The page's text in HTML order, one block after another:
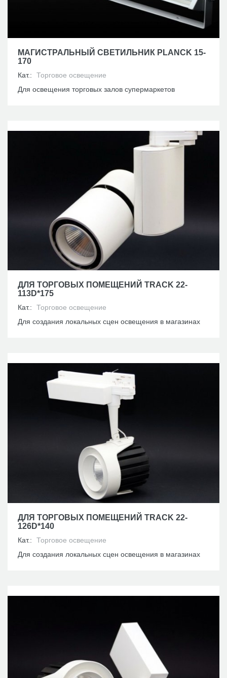
МАГИСТРАЛЬНЫЙ СВЕТИЛЬНИК PLANCK 15-
170
Кат.:
Торговое освещение
Для освещения торговых залов супермаркетов
ДЛЯ ТОРГОВЫХ ПОМЕЩЕНИЙ TRACK 22-
113D*175
Кат.:
Торговое освещение
Для создания локальных сцен освещения в магазинах
ДЛЯ ТОРГОВЫХ ПОМЕЩЕНИЙ TRACK 22-
126D*140
Кат.:
Торговое освещение
Для создания локальных сцен освещения в магазинах